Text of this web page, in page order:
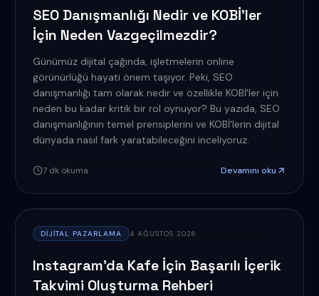
SEO Danışmanlığı Nedir ve KOBİ'ler
İçin Neden Vazgeçilmezdir?
Günümüz dijital çağında, işletmelerin online
görünürlüğü hayati önem taşıyor. Peki, SEO
danışmanlığı tam olarak nedir ve özellikle KOBİ'ler için
neden bu kadar kritik bir rol oynuyor? Bu yazıda, SEO
danışmanlığının temel prensiplerini ve KOBİ'lerin dijital
dünyada nasıl fark yaratabileceğini inceliyoruz.
7dk okuma Devamını oku
DIJITAL PAZARLAMA 4 AĞUSTOS 2026
Instagram'da Kafe İçin Başarılı İçerik
Takvimi Oluşturma Rehberi